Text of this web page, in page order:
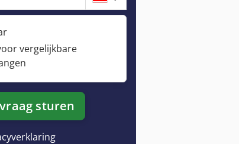
vergelijkbare
sturen